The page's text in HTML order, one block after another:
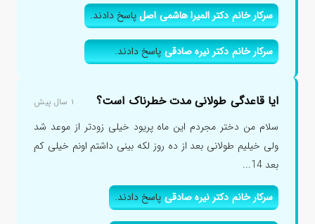
سرکار خانم دکتر المیرا هاشمی اصلپاسخ دادند.
سرکار خانم دکتر نیره صادقیپاسخ دادند.
ایا قاعدگی طولانی مدت خطرناک است؟ ۱ سال پیش
سلام من دختر مجردم این ماه پریود خیلی زودتر از موعد شد
ولی خیلیم طولانی بعد از ده روز لکه بینی داشتم اونم خیلی کم
بعد 14...
سرکار خانم دکتر نیره صادقیپاسخ دادند.